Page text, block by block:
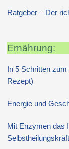
Ratgeber – Der
Ernährung:
In 5 Schritten
Rezept)
Energie und
Mit Enzymen das